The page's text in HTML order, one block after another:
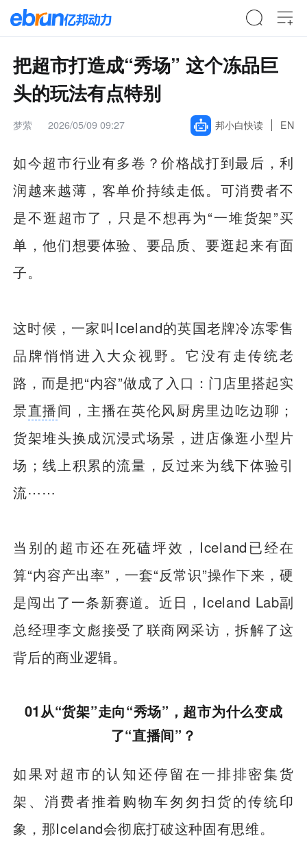
把超市打造成“秀场” 这个冻品巨
头的玩法有点特别
梦萦 2026/05/09 09:27 邦小白快读 EN
如今超市行业有多卷？价格战打到最后，利
润越来越薄，客单价持续走低。可消费者不
是不逛超市了，只是不想再为“一堆货架”买
单，他们想要体验、要品质、要逛起来有面
子。
这时候，一家叫Iceland的英国老牌冷冻零售
品牌悄悄进入大众视野。它没有走传统老
路，而是把“内容”做成了入口：门店里搭起实
景直播间，主播在英伦风厨房里边吃边聊；
货架堆头换成沉浸式场景，进店像逛小型片
场；线上积累的流量，反过来为线下体验引
流⋯⋯
当别的超市还在死磕坪效，Iceland已经在
算“内容产出率”，一套“反常识”操作下来，硬
是闯出了一条新赛道。近日，Iceland Lab副
总经理李文彪接受了联商网采访，拆解了这
背后的商业逻辑。
01从“货架”走向“秀场”，超市为什么变成
了“直播间”？
如果对超市的认知还停留在一排排密集货
架、消费者推着购物车匆匆扫货的传统印
象，那Iceland会彻底打破这种固有思维。